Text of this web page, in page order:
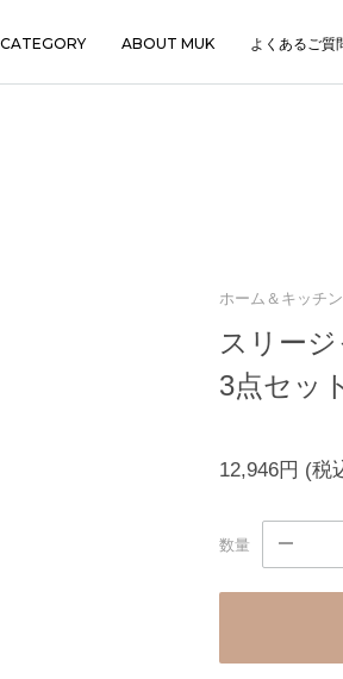
CATEGORY ABOUT MUK よくあるご質
ホーム＆キッチ
スリー
3点セット
12,946円 (税
数量